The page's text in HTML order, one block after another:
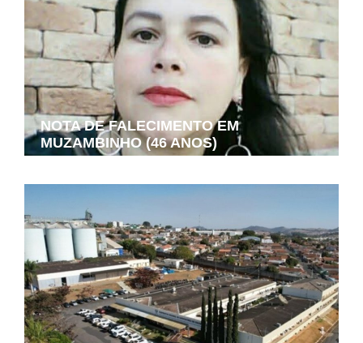
NOTA DE FALECIMENTO EM
MUZAMBINHO (46 ANOS)